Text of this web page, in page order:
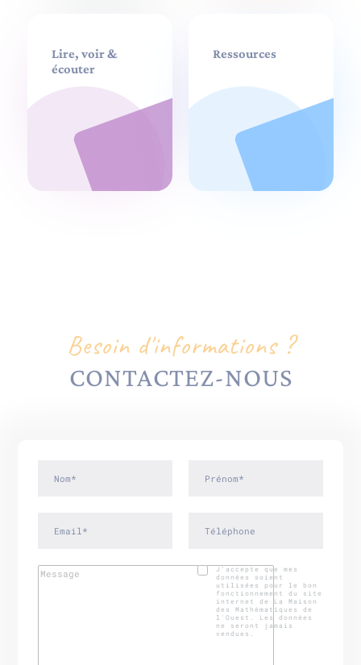
Lire, voir &
écouter
Ressources
Besoin d'informations ?
CONTACTEZ-NOUS
J’accepte que mes
données soient
utilisées pour le bon
fonctionnement du site
internet de La Maison
des Mathématiques de
l'Ouest. Les données
ne seront jamais
vendues.